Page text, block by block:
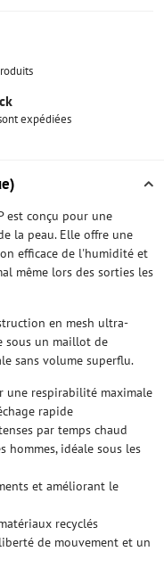
expédiées
est conçu pour une
la peau. Elle offre une
efficace de l'humidité et
même lors des sorties les
en mesh ultra-
sous un maillot de
sans volume superflu.
une respirabilité maximale
rapide
par temps chaud
hommes, idéale sous les
et améliorant le
recyclés
de mouvement et un